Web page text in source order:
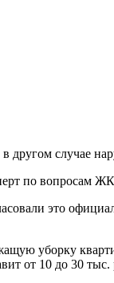
случае
по вопросам
это
уборку
от 10 до 30 тыс.